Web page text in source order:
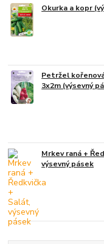
Okurka a kopr
Petržel
3x2m (výsevný
Mrkev raná +
výsevný pásek